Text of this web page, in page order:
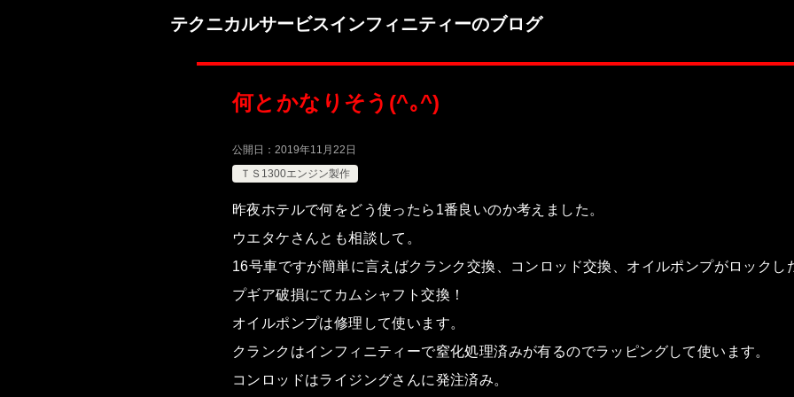
テクニカルサービスインフィニティーのブログ
何とかなりそう(^｡^)
公開日： 2019年11月22日
ＴＳ1300エンジン製作
昨夜ホテルで何をどう使ったら1番良いのか考えました。
ウエタケさんとも相談して。
16号車ですが簡単に言えばクランク交換、コンロッド交換、オイルポンプがロックし
プギア破損にてカムシャフト交換！
オイルポンプは修理して使います。
クランクはインフィニティーで窒化処理済みが有るのでラッピングして使います。
コンロッドはライジングさんに発注済み。